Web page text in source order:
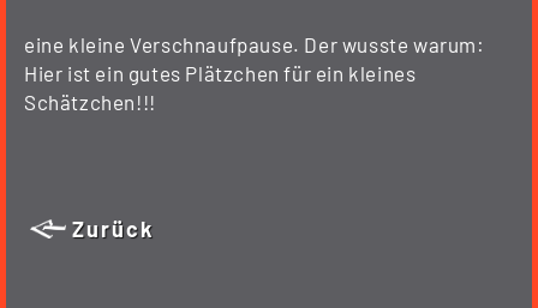
eine kleine Verschnaufpause. Der wusste warum:
Hier ist ein gutes Plätzchen für ein kleines
Schätzchen!!!
Zurück